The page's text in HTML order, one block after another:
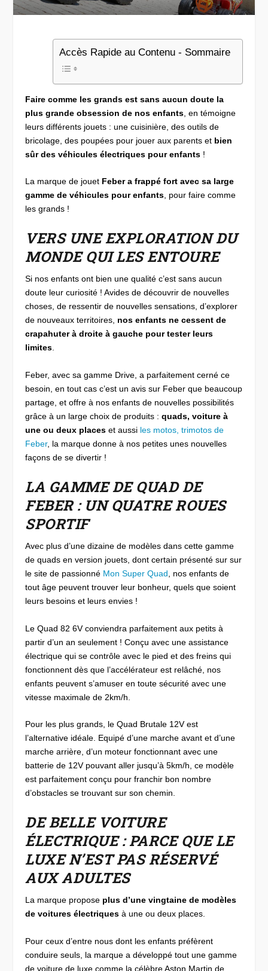
Accès Rapide au Contenu - Sommaire
Faire comme les grands est sans aucun doute la
plus grande obsession de nos enfants , en témoigne
leurs différents jouets : une cuisinière, des outils de
bricolage, des poupées pour jouer aux parents et bien
sûr des véhicules électriques pour enfants !
La marque de jouet Feber a frappé fort avec sa large
gamme de véhicules pour enfants , pour faire comme
les grands !
VERS UNE EXPLORATION DU
MONDE QUI LES ENTOURE
Si nos enfants ont bien une qualité c’est sans aucun
doute leur curiosité ! Avides de découvrir de nouvelles
choses, de ressentir de nouvelles sensations, d’explorer
de nouveaux territoires, nos enfants ne cessent de
crapahuter à droite à gauche pour tester leurs
limites.
Feber, avec sa gamme Drive, a parfaitement cerné ce
besoin, en tout cas c’est un avis sur Feber que beaucoup
partage, et offre à nos enfants de nouvelles possibilités
grâce à un large choix de produits :quads, voiture à
une ou deux places et aussi les motos, trimotos de
Feber, la marque donne à nos petites unes nouvelles
façons de se divertir !
LA GAMME DE QUAD DE
FEBER : UN QUATRE ROUES
SPORTIF
Avec plus d’une dizaine de modèles dans cette gamme
de quads en version jouets, dont certain présenté sur sur
le site de passionné Mon Super Quad , nos enfants de
tout âge peuvent trouver leur bonheur, quels que soient
leurs besoins et leurs envies !
Le Quad 82 6V conviendra parfaitement aux petits à
partir d’un an seulement ! Conçu avec une assistance
électrique qui se contrôle avec le pied et des freins qui
fonctionnent dès que l’accélérateur est relâché, nos
enfants peuvent s’amuser en toute sécurité avec une
vitesse maximale de 2km/h.
Pour les plus grands, le Quad Brutale 12V est
l’alternative idéale. Equipé d’une marche avant et d’une
marche arrière, d’un moteur fonctionnant avec une
batterie de 12V pouvant aller jusqu’à 5km/h, ce modèle
est parfaitement conçu pour franchir bon nombre
d’obstacles se trouvant sur son chemin.
DE BELLE VOITURE
ÉLECTRIQUE : PARCE QUE LE
LUXE N’EST PAS RÉSERVÉ
AUX ADULTES
La marque propose plus d’une vingtaine de modèles
de voitures électriques à une ou deux places.
Pour ceux d’entre nous dont les enfants préfèrent
conduire seuls, la marque a développé tout une gamme
de voiture de luxe comme la célèbre Aston Martin de